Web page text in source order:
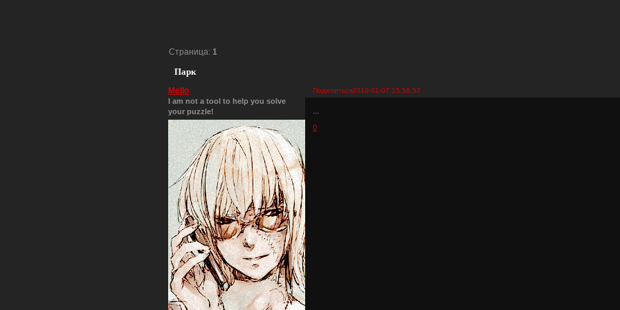
Парк
Страница: 1
Поделиться2010-01-07 15:58:57
Mello
I am not a tool to help you solve
your puzzle!
0